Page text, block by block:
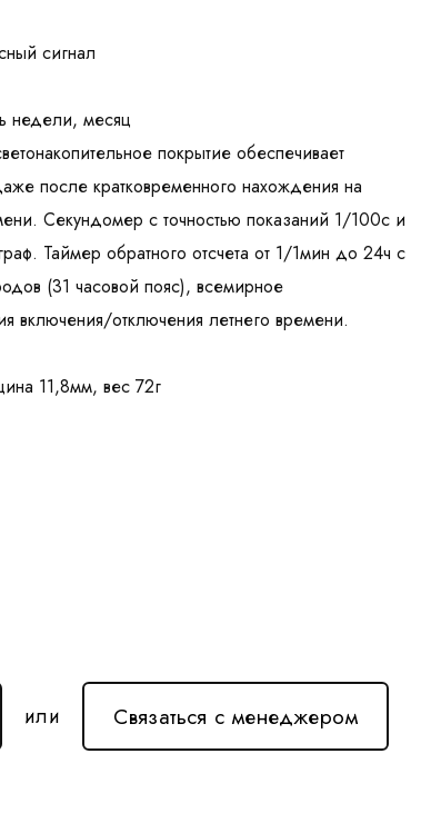
сигнал
недели, месяц
покрытие обеспечивает
после кратковременного нахождения на
Секундомер с точностью показаний 1/100с и
Таймер обратного отсчета от 1/1мин до 24ч с
(31 часовой пояс), всемирное
включения/отключения летнего времени.
или Связаться с менеджером